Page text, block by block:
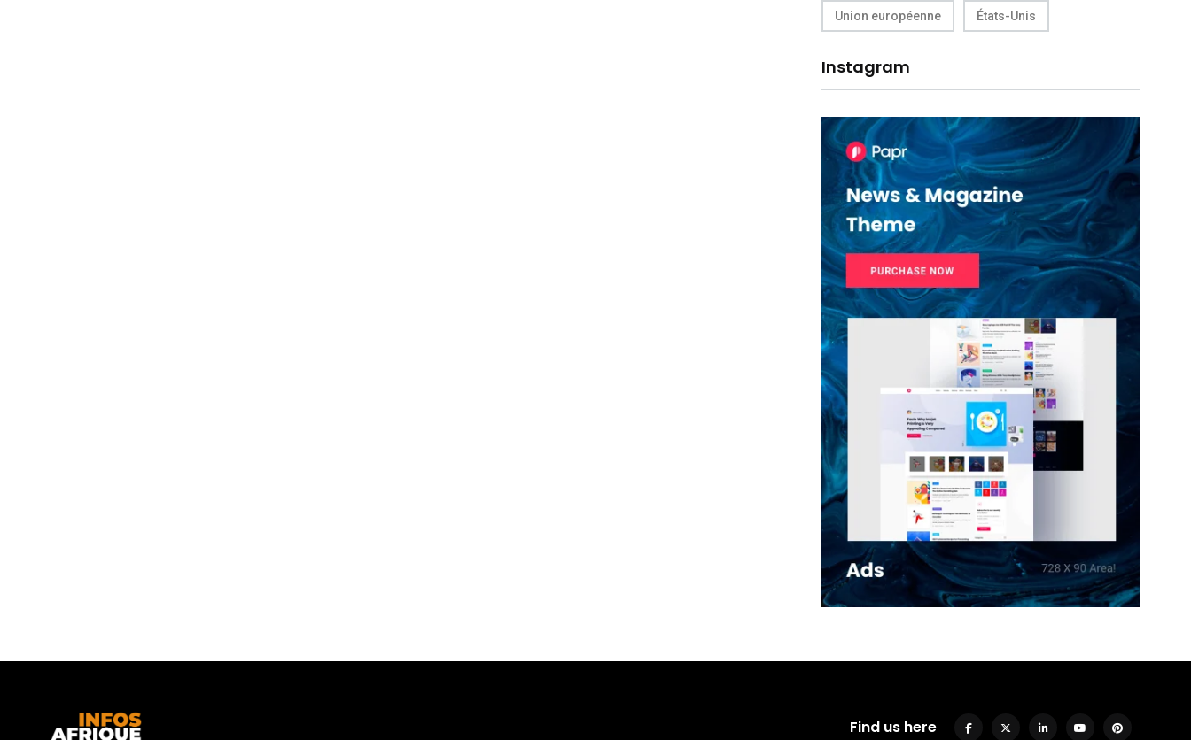
Union européenne États-Unis
Instagram
Find us here